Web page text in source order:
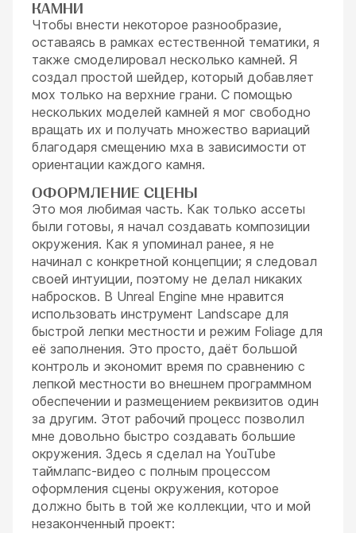
КАМНИ
Чтобы внести некоторое разнообразие,
оставаясь в рамках естественной тематики, я
также смоделировал несколько камней. Я
создал простой шейдер, который добавляет
мох только на верхние грани. С помощью
нескольких моделей камней я мог свободно
вращать их и получать множество вариаций
благодаря смещению мха в зависимости от
ориентации каждого камня.
ОФОРМЛЕНИЕ СЦЕНЫ
Это моя любимая часть. Как только ассеты
были готовы, я начал создавать композиции
окружения. Как я упоминал ранее, я не
начинал с конкретной концепции; я следовал
своей интуиции, поэтому не делал никаких
набросков. В Unreal Engine мне нравится
использовать инструмент Landscape для
быстрой лепки местности и режим Foliage для
её заполнения. Это просто, даёт большой
контроль и экономит время по сравнению с
лепкой местности во внешнем программном
обеспечении и размещением реквизитов один
за другим. Этот рабочий процесс позволил
мне довольно быстро создавать большие
окружения. Здесь я сделал на YouTube
таймлапс-видео с полным процессом
оформления сцены окружения, которое
должно быть в той же коллекции, что и мой
незаконченный проект: